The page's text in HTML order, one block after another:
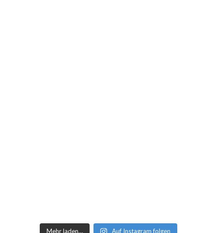
Mehr laden… Auf Instagram folgen